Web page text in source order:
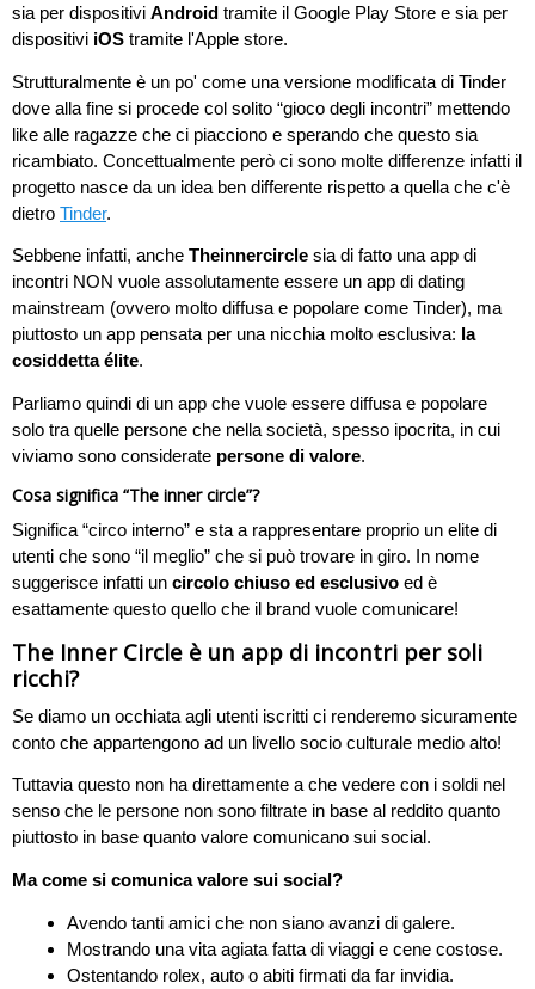
sia per dispositivi Android tramite il Google Play Store e sia per
dispositivi iOS tramite l'Apple store.
Strutturalmente è un po' come una versione modificata di Tinder
dove alla fine si procede col solito “gioco degli incontri” mettendo
like alle ragazze che ci piacciono e sperando che questo sia
ricambiato. Concettualmente però ci sono molte differenze infatti il
progetto nasce da un idea ben differente rispetto a quella che c'è
dietro Tinder.
Sebbene infatti, anche Theinnercircle sia di fatto una app di
incontri NON vuole assolutamente essere un app di dating
mainstream (ovvero molto diffusa e popolare come Tinder), ma
piuttosto un app pensata per una nicchia molto esclusiva: la
cosiddetta élite.
Parliamo quindi di un app che vuole essere diffusa e popolare
solo tra quelle persone che nella società, spesso ipocrita, in cui
viviamo sono considerate persone di valore.
Cosa significa “The inner circle”?
Significa “circo interno” e sta a rappresentare proprio un elite di
utenti che sono “il meglio” che si può trovare in giro. In nome
suggerisce infatti un circolo chiuso ed esclusivo ed è
esattamente questo quello che il brand vuole comunicare!
The Inner Circle è un app di incontri per soli
ricchi?
Se diamo un occhiata agli utenti iscritti ci renderemo sicuramente
conto che appartengono ad un livello socio culturale medio alto!
Tuttavia questo non ha direttamente a che vedere con i soldi nel
senso che le persone non sono filtrate in base al reddito quanto
piuttosto in base quanto valore comunicano sui social.
Ma come si comunica valore sui social?
Avendo tanti amici che non siano avanzi di galere.
Mostrando una vita agiata fatta di viaggi e cene costose.
Ostentando rolex, auto o abiti firmati da far invidia.